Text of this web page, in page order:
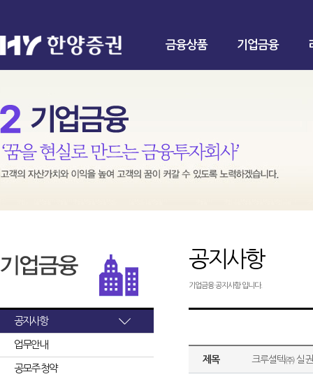
금융상품 기업금융
공지사항
업무안내
공모주 청약
공지사항
기업금융 공지사항 입니다.
제목 크루셜텍㈜ 실